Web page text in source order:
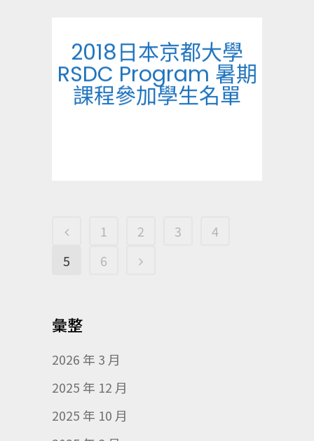
2018日本京都大學
RSDC Program 暑期
課程參加學生名單
1 2 3
4
5
6
彙整
2026 年 3 月
2025 年 12 月
2025 年 10 月